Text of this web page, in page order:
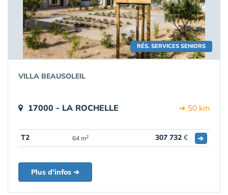
RÉS. SERVICES SENIORS
VILLA BEAUSOLEIL
17000 - LA ROCHELLE ➔ 50 km
T2 64 m2 307 732 € ➔
Plus d'infos ➔